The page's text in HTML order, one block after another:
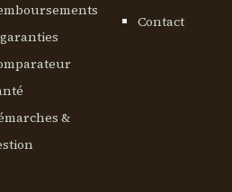
&
Contact